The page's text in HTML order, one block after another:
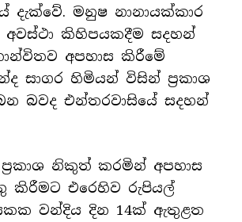
දැක්වේ. මනුෂ නානායක්කාර
කිහිපයකදීම සදහන්
අපහාස කිරීමේ
සාගර හිමියන් විසින් ප්‍රකාශ
බවද එන්තරවාසියේ සදහන්
නිකුත් කරමින් අපහාස
කිරීමට එරෙහිව රුපියල්
වන්දිය දින 14ක් ඇතුළත